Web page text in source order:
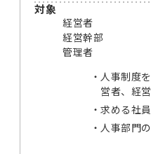
対象
経営者
経営幹部
管理者
人事制度
営者、経
求める社
人事部門